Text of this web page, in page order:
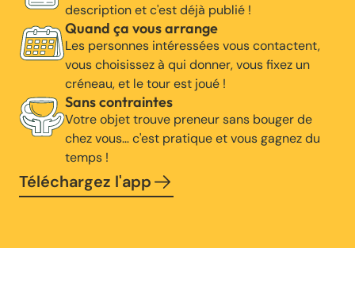
description et c'est déjà publié !
Quand ça vous arrange
Les personnes intéressées vous contactent,
vous choisissez à qui donner, vous fixez un
créneau, et le tour est joué !
Sans contraintes
Votre objet trouve preneur sans bouger de
chez vous… c'est pratique et vous gagnez du
temps !
Téléchargez l'app